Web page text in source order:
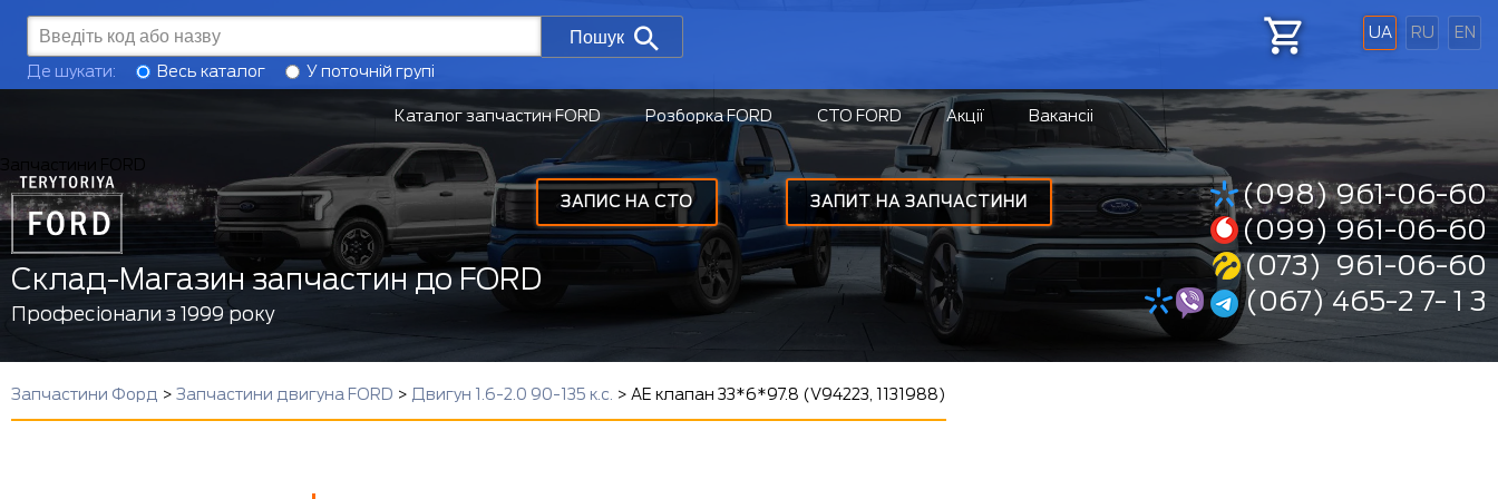
UA RU EN
ЗАПИТ НА ЗАПЧАСТИНИ
ЗАПИС НА СТО
Пошук
Де шукати: Весь каталог У поточній групі
Каталог запчастин FORD Розборка FORD СТО FORD Акції Вакансіі
Склад-Магазин запчастин до FORD
Професіонали з 1999 року
(098) 961-06-60
(099) 961-06-60
(073) 961-06-60
(067) 465-2 7- 1 3
Запчастини Форд > Запчастини двигуна FORD > Двигун 1.6-2.0 90-135 к.с. > AE клапан 33*6*97.8 (V94223, 1131988)